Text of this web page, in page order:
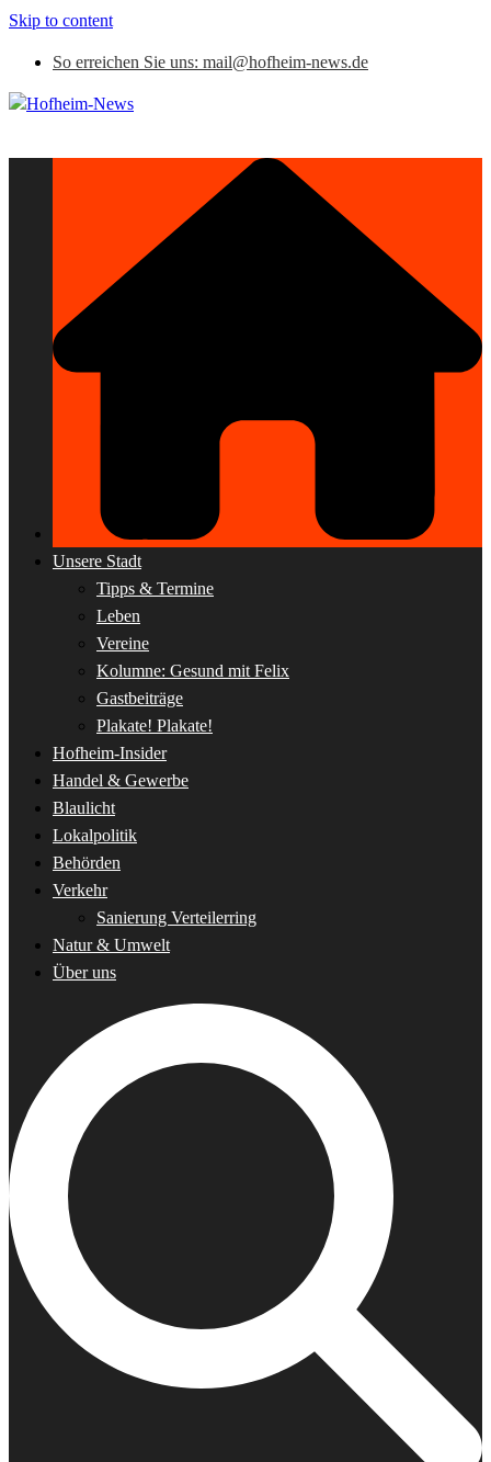
Skip to content
So erreichen Sie uns: mail@hofheim-news.de
Unsere Stadt
Tipps & Termine
Leben
Vereine
Kolumne: Gesund mit Felix
Gastbeiträge
Plakate! Plakate!
Hofheim-Insider
Handel & Gewerbe
Blaulicht
Lokalpolitik
Behörden
Verkehr
Sanierung Verteilerring
Natur & Umwelt
Über uns